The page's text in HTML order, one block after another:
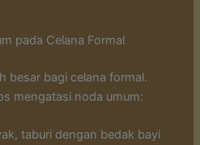
pada Celana Formal
besar bagi celana formal.
mengatasi noda umum:
taburi dengan bedak bayi